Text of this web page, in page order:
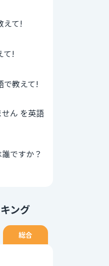
えて!
て!
で教えて!
ん を英語
ですか？
ング
総合